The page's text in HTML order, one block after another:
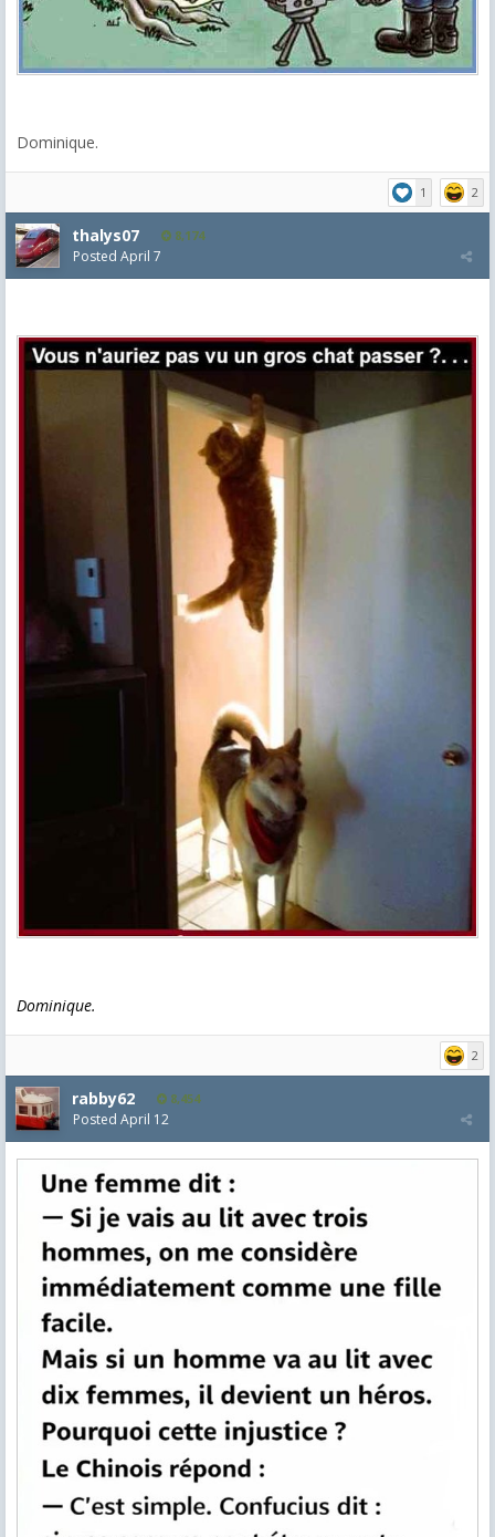
Dominique.
1 2
thalys07 8,174
Posted April 7
Dominique.
2
rabby62 8,454
Posted April 12